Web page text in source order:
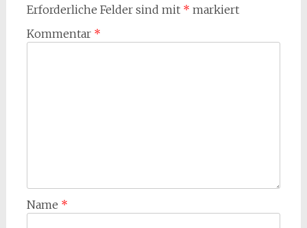
Erforderliche Felder sind mit * markiert
Kommentar *
Name *